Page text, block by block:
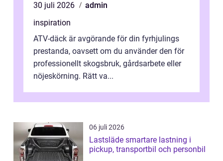
30 juli 2026
admin
inspiration
ATV-däck är avgörande för din fyrhjulings
prestanda, oavsett om du använder den för
professionellt skogsbruk, gårdsarbete eller
nöjeskörning. Rätt va...
06 juli 2026
Lastsläde smartare lastning i
pickup, transportbil och personbil